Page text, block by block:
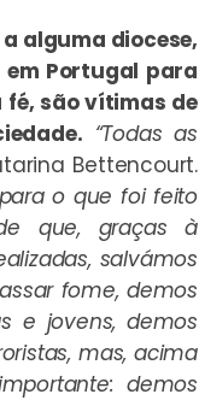
alguma diocese,
em Portugal para
fé, são vítimas de
“Todas as
Bettencourt.
o que foi feito
que, graças à
salvámos
fome, demos
e jovens, demos
mas, acima
demos